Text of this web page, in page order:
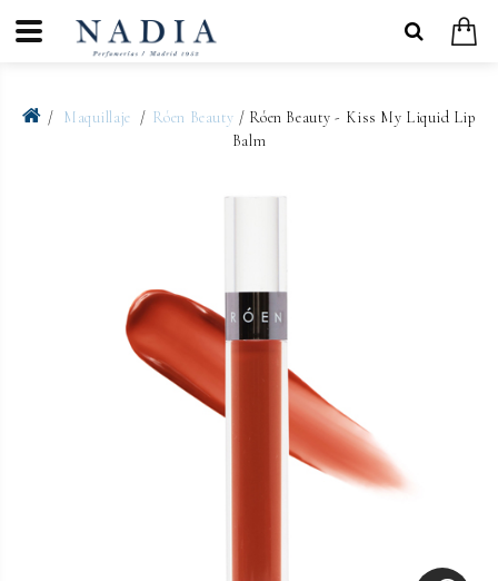
Maquillaje Róen Beauty / Róen Beauty - Kiss My Liquid Lip
Balm